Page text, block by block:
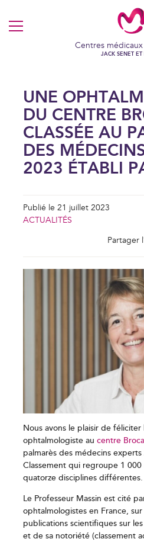
MENU
Centres
JACK SENET ET
UNE
DU CENTRE
CLASSÉE AU
DES
2023 ÉTABLI
Publié le 21 juillet 2023
ACTUALITÉS
Partager
Nous avons le plaisir de féliciter
ophtalmologiste aucentre Broca
palmarès des médecins
Classement qui regroupe 1
quatorze disciplines différentes.
Le Professeur Massin est cité
ophtalmologistes en France,
publications scientifiques sur
et de sa notoriété (classement